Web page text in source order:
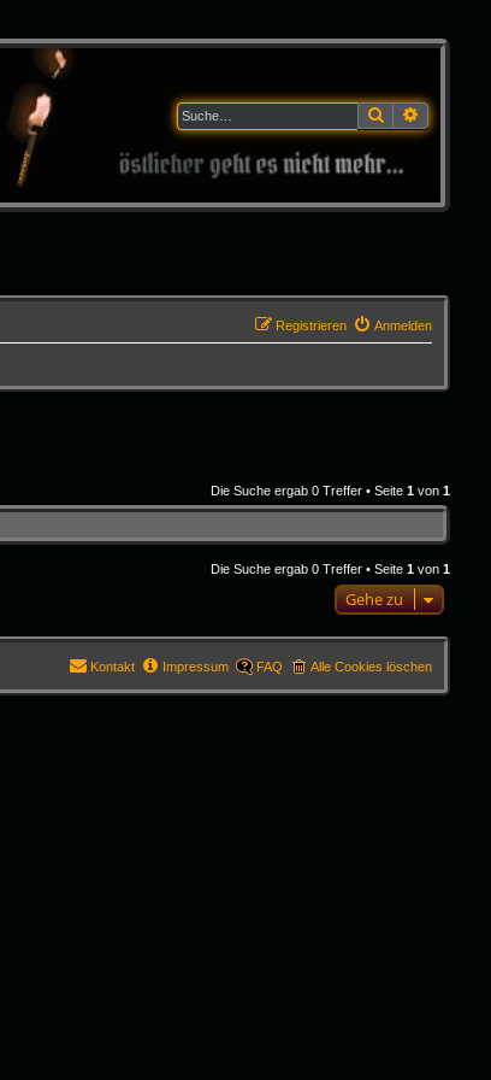
Suche
Anmelden
Registrieren
Die Suche ergab 0 Treffer • Seite1 von1
Die Suche ergab 0 Treffer • Seite1 von1
Gehe zu
Alle Cookies löschen
FAQ
Impressum
Kontakt